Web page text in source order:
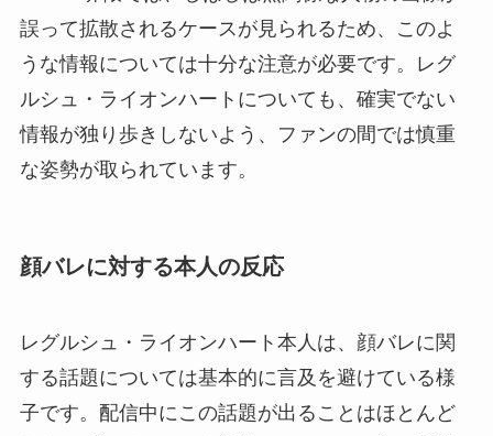
誤って拡散されるケースが見られるため、このよ
うな情報については十分な注意が必要です。レグ
ルシュ・ライオンハートについても、確実でない
情報が独り歩きしないよう、ファンの間では慎重
な姿勢が取られています。
顔バレに対する本人の反応
レグルシュ・ライオンハート本人は、顔バレに関
する話題については基本的に言及を避けている様
子です。配信中にこの話題が出ることはほとんど